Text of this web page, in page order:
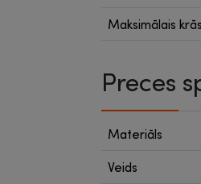
Maksimālais
Preces
Materiāls
Veids